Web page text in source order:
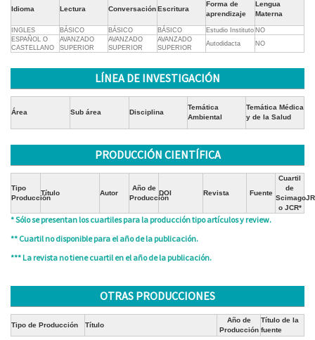
Idioma Lectura ConversaciónEscritura
Forma de
aprendizaje
Lengua
Materna
INGLES BÁSICO BÁSICO BÁSICO Estudio Instituto NO
ESPAÑOL O
CASTELLANO
AVANZADO
SUPERIOR
AVANZADO
SUPERIOR
AVANZADO
SUPERIOR
Autodidacta NO
LÍNEA DE INVESTIGACIÓN
Área Sub área Disciplina
Temática
Ambiental
Temática Médica
y de la Salud
PRODUCCIÓN CIENTÍFICA
Tipo
Producción
Título Autor
Año de
Producción
DOI Revista Fuente
Cuartil
de
ScimagoJR
o JCR*
* Sólo se presentan los cuartiles para la producción tipo artículos y review.
** Cuartil no disponible para el año de la publicación.
*** La revista no tiene cuartil en el año de la publicación.
OTRAS PRODUCCIONES
Tipo de Producción Título
Año de
Producción
Título de la
fuente